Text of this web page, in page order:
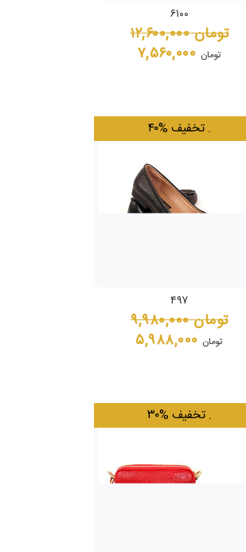
۶۱۰۰
۱۲,۶۰۰,۰۰۰تومان
۷,۵۶۰,۰۰۰ تومان
۴۹۷
۹,۹۸۰,۰۰۰تومان
۵,۹۸۸,۰۰۰ تومان
۴۰% تخفیف .
۳۰% تخفیف .